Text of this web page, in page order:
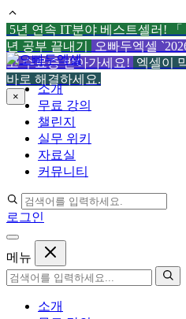
5년 연속 IT분야 베스트셀러!
년 공부 끝내기
오빠두엑셀
고 수료증 받아가세요! 엑셀이
바로 해결하세요.
×
컨
텐
츠
로
소개
무료 강의
챌린지
실무 위키
자료실
커뮤니티
로그인
메뉴
소개